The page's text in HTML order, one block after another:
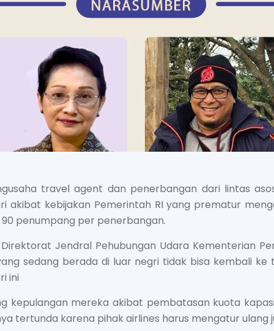
travel agent dan penerbangan dari lintas
akibat kebijakan Pemerintah RI yang prematur
penumpang per penerbangan.
Jendral Pehubungan Udara Kementerian
sedang berada di luar negri tidak bisa kembali
ini
kepulangan mereka akibat pembatasan kuota
tertunda karena pihak airlines harus mengatur ulang